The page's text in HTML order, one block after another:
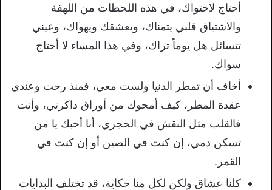
أحتاج لاحتواك، في هذه اللحظات من اللهفة
والاشتياق قلبي يتمناك، ويعشقك ويهواك، وعيني
تتسائل هل يوماً تراك، وفي هذا المساء لا أحتاج
سواك.
أخاف أن تمطر الدنيا ولست معي، فمنذ رحت وعندي
عقدة المطر، كيف أمحوك من أوراق ذاكرتي، وأنت
فالقلب مثل النقش في الحجري، أنا أحبك يا من
تسكن دمي، إن كنت في الصين أو إن كنت في
القمر.
كلنا عشاق ولكن لكل منا حكاية، قد تختلف البدايات